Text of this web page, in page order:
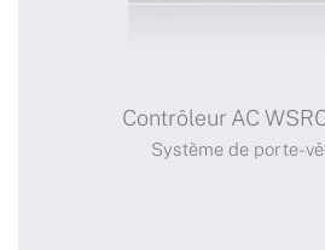
Système de porte-
Contrôleur AC
Système de porte-